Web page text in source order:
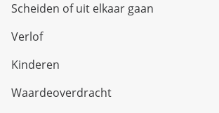
Scheiden of uit elkaar gaan
Verlof
Kinderen
Waardeoverdracht